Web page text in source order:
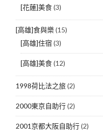
[花蓮]美食(3)
[高雄]食與樂(15)
[高雄]住宿 (3)
[高雄]美食(12)
1998荷比法之旅(2)
2000東京自助行(2)
2001京都大阪自助行(2)